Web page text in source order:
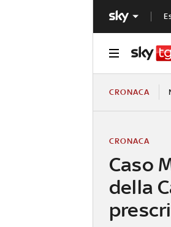
CRONACA
Caso
della
CRONACA